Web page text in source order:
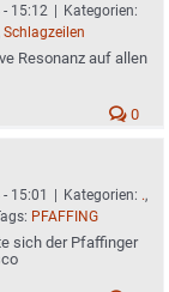
15:12 | Kategorien:
Schlagzeilen
Resonanz auf allen
0
15:01 | Kategorien: .,
PFAFFING
sich der Pfaffinger